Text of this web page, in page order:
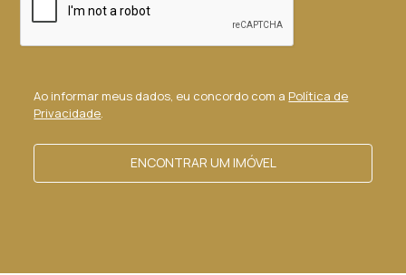
Ao informar meus dados, eu concordo com a Política de
Privacidade.
ENCONTRAR UM IMÓVEL